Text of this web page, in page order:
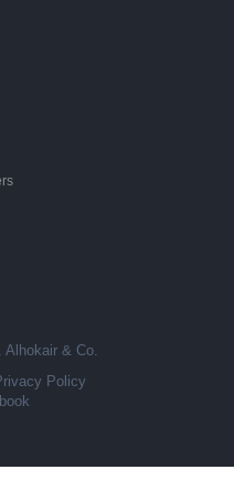
Alhokair & Co.
Policy